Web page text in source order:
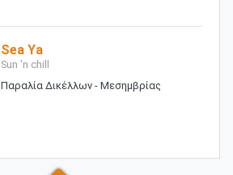
Sea Ya
Sun 'n chill
Παραλία Δικέλλων - Μεσημβρίας